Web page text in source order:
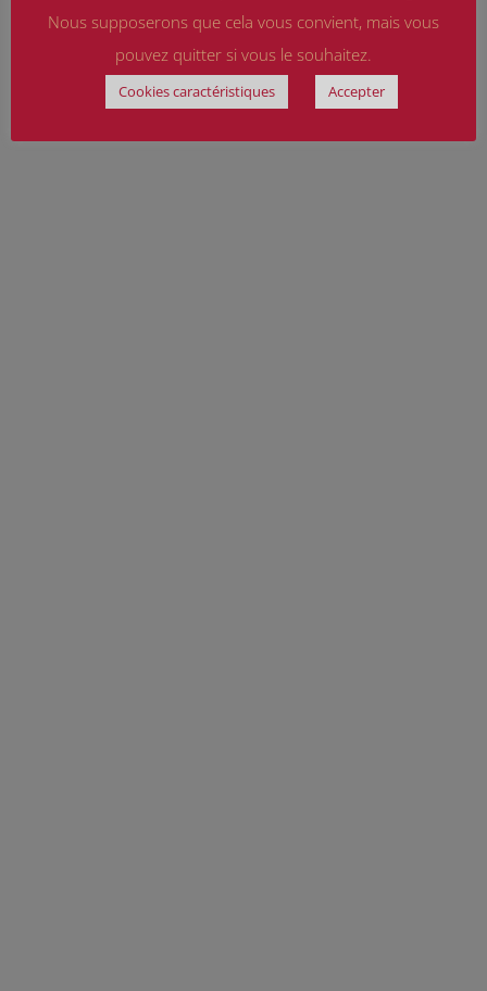
Nous supposerons que cela vous convient, mais vous
pouvez quitter si vous le souhaitez.
Cookies caractéristiques Accepter